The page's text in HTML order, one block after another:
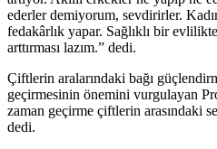
ederler demiyorum, sevdirirler.
fedakârlık yapar. Sağlıklı bir
arttırması lazım.” dedi.
Çiftlerin aralarındaki bağı
geçirmesinin önemini vurgulayan
zaman geçirme çiftlerin arasındaki
dedi.